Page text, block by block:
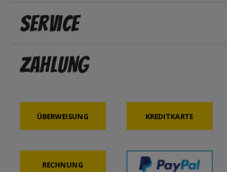
Service
Zahlung
Überweisung Kreditkarte
Rechnung